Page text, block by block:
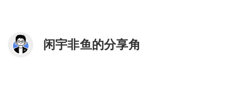
闲宇非鱼的分享角